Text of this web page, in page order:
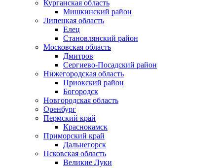
Курганская область
Мишкинский район
Липецкая область
Елец
Становлянский район
Московская область
Дмитров
Сергиево-Посадский район
Нижегородская область
Приокский район
Богородск
Новгородская область
Оренбург
Пермский край
Краснокамск
Приморский край
Дальнегорск
Псковская область
Великие Луки